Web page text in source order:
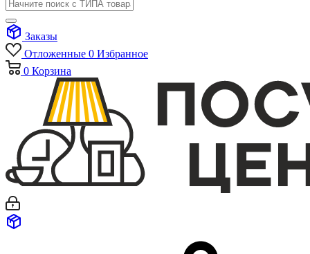
Заказы
Отложенные 0 Избранное
0 Корзина